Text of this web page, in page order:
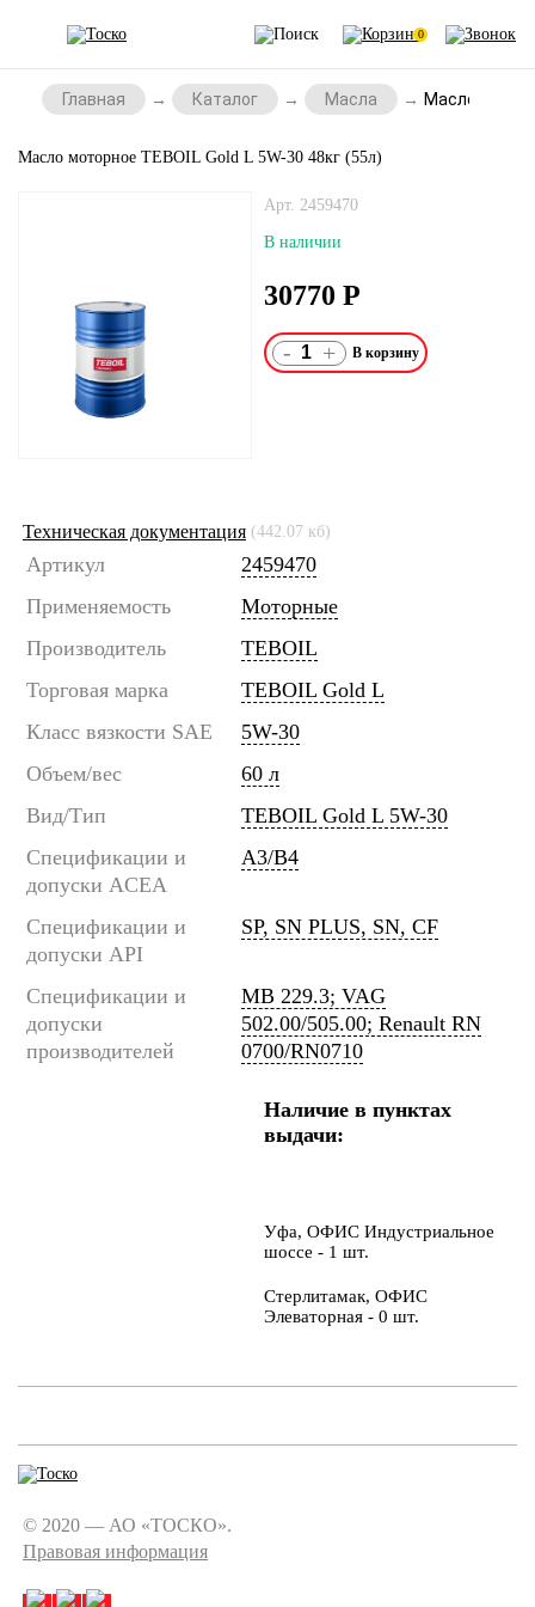
0
Главная Каталог Масла Масло
Масло моторное TEBOIL Gold L 5W-30 48кг (55л)
Арт. 2459470
В наличии
30770 Р
- +
Техническая документация (442.07 кб)
Артикул
2459470
Применяемость
Моторные
Производитель
TEBOIL
Торговая марка
TEBOIL Gold L
Класс вязкости SAE
5W-30
Объем/вес
60 л
Вид/Тип
TEBOIL Gold L 5W-30
Спецификации и
допуски ACEA
A3/B4
Спецификации и
допуски API
SP, SN PLUS, SN, CF
Спецификации и
допуски
производителей
MB 229.3; VAG
502.00/505.00; Renault RN
0700/RN0710
Наличие в пунктах
выдачи:
Уфа, ОФИС Индустриальное
шоссе - 1 шт.
Стерлитамак, ОФИС
Элеваторная - 0 шт.
© 2020 — АО «ТОСКО».
Правовая информация